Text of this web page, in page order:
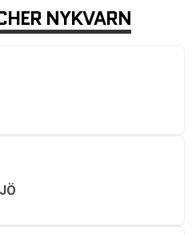
NYKVARN